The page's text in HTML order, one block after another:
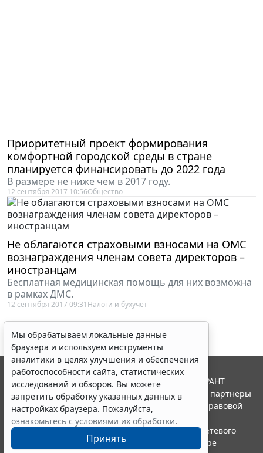
Приоритетный проект формирования
комфортной городской среды в стране
планируется финансировать до 2022 года
В размере не ниже чем в 2017 году.
12 сентября 2017 10:56Общество
Не облагаются страховыми взносами на ОМС
вознаграждения членам совета директоров –
иностранцам
Бесплатная медицинская помощь для них возможна
в рамках ДМС.
12 сентября 2017 09:31 Налоги и бухучет
Мы обрабатываем локальные данные
браузера и используем инструменты
аналитики в целях улучшения и обеспечения
работоспособности сайта, статистических
исследований и обзоров. Вы можете
запретить обработку указанных данных в
настройках браузера. Пожалуйста,
ознакомьтесь с условиями их обработки.
Принять
© ООО "НПП "ГАРАНТ-СЕРВИС", 2026. Система ГАРАНТ
выпускается с 1990 года. Компания "Гарант" и ее партнеры
являются участниками Российской ассоциации правовой
информации ГАРАНТ.
Портал ГАРАНТ.РУ зарегистрирован в качестве сетевого
издания Федеральной службой по надзору в сфере